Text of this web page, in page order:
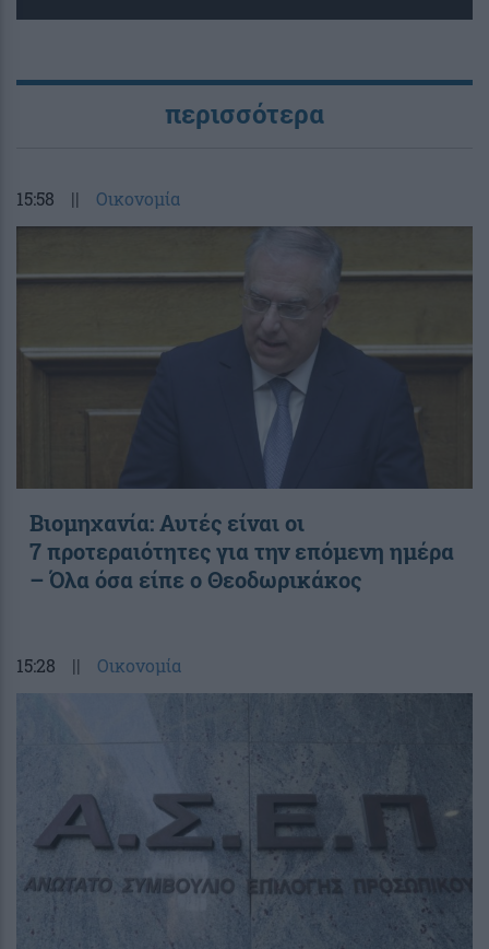
περισσότερα
15:58 || Οικονομία
Βιομηχανία: Αυτές είναι οι
7 προτεραιότητες για την επόμενη ημέρα
– Όλα όσα είπε ο Θεοδωρικάκος
15:28 || Οικονομία